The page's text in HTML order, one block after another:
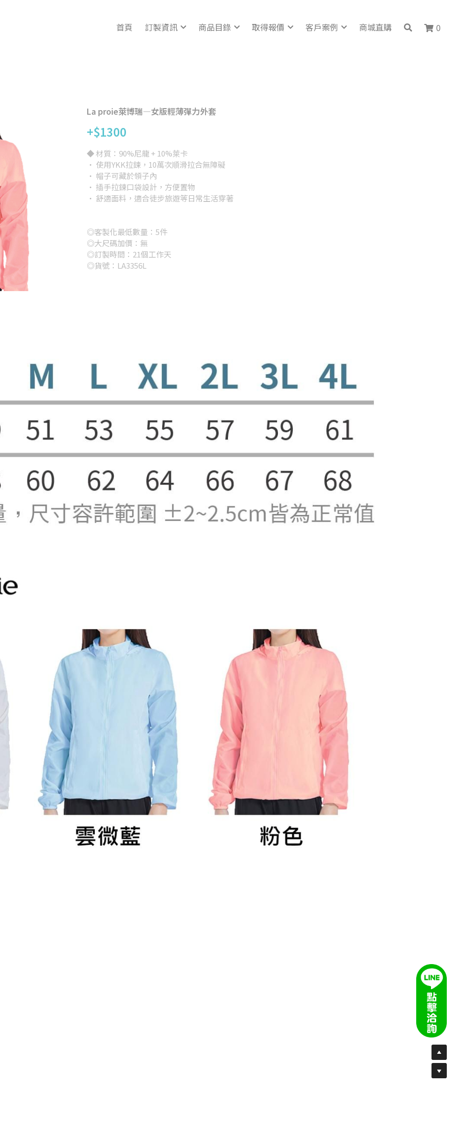
首頁 訂製資訊 商品目錄 取得報價 客戶案例 商城直購 0
La proie萊博瑞—女版輕薄彈力外套
+$1300
◆ 材質：90%尼龍 + 10%萊卡
· 使用YKK拉鍊，10萬次順滑拉合無障礙
· 帽子可藏於領子內
· 插手拉鍊口袋設計，方便置物
· 舒適面料，適合徒步旅遊等日常生活穿著
◎客製化最低數量：5件
◎大尺碼加價：無
◎訂製時間：21個工作天
◎貨號：LA3356L